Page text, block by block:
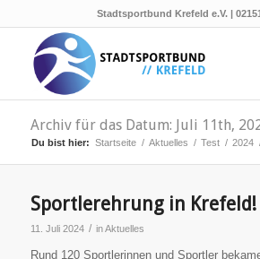
Stadtsportbund Krefeld e.V. |
Archiv für das Datum: Juli 11th,
Du bist hier: Startseite / Aktuelles / Test / 2024
Sportlerehrung in Krefeld!
11. Juli 2024 / inAktuelles
Rund 120 Sportlerinnen und Sportler